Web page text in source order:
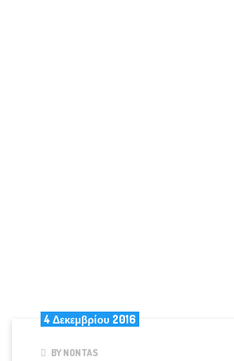
4 Δεκεμβρίου 2016
BY NONTAS